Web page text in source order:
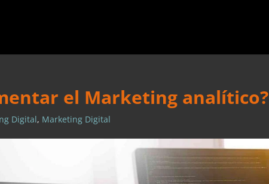
el Marketing analítico?
Digital, Marketing Digital